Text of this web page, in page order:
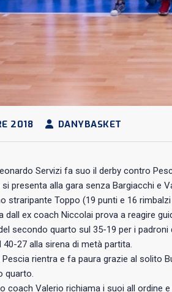
2018 DANYBASKET
Servizi fa suo il derby contro
presenta alla gara senza Bargiacchi e
straripante Toppo (19 punti e 16
dall ex coach Niccolai prova a reagire
secondo quarto sul 35-19 per i
27 alla sirena di metà partita.
Pescia rientra e fa paura grazie al solito
quarto.
coach Valerio richiama i suoi all ordine